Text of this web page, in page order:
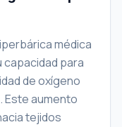
médica
para
de oxígeno
Este aumento
tejidos